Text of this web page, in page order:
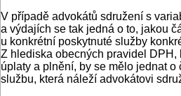
V případě advokátů sdružení s
a výdajích se tak jedná o to, jakou
u konkrétní poskytnuté služby
Z hlediska obecných pravidel DPH,
úplaty a plnění, by se mělo jednat o
službu, která náleží advokátovi